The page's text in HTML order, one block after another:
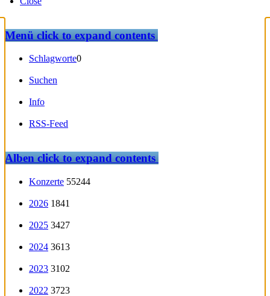
Menüclick to expand contents
Schlagworte0
Suchen
Info
RSS-Feed
Albenclick to expand contents
Konzerte 55244
2026 1841
2025 3427
2024 3613
2023 3102
2022 3723